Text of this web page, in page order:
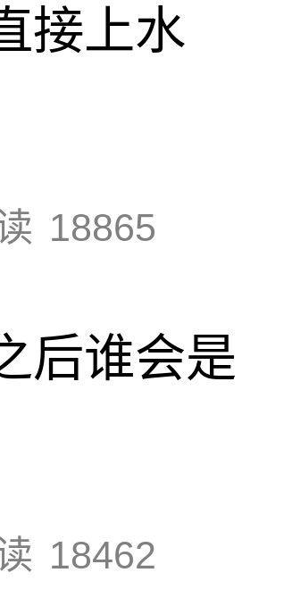
接上水
18865
后谁会是
18462